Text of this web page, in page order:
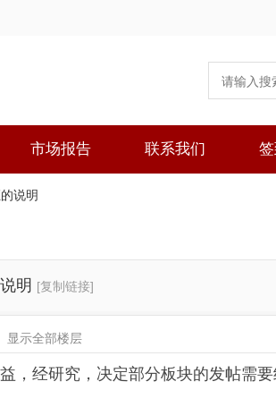
市场报告 联系我们
说明
明 [复制链接]
显示全部楼层
，经研究，决定部分板块的发帖需